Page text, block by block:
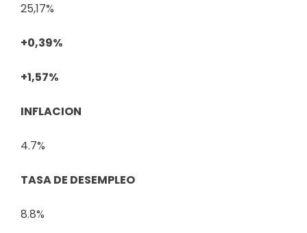
25,17%
+0,39%
+1,57%
INFLACION
4.7%
TASA DE DESEMPLEO
8.8%